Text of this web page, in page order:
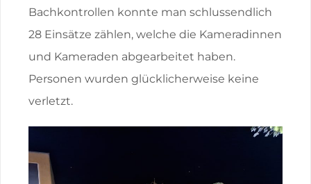
Bachkontrollen konnte man schlussendlich
28 Einsätze zählen, welche die Kameradinnen
und Kameraden abgearbeitet haben.
Personen wurden glücklicherweise keine
verletzt.